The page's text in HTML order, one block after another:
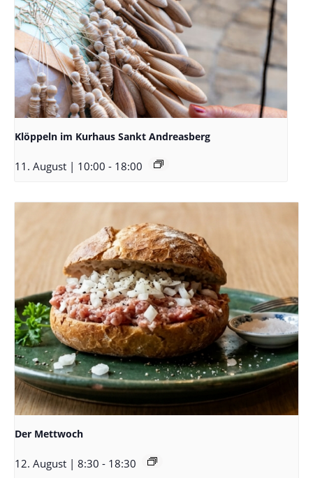
Klöppeln im Kurhaus Sankt Andreasberg
11. August | 10:00 - 18:00
Der Mettwoch
12. August | 8:30 - 18:30